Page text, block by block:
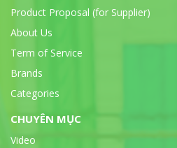
Product Proposal (for Supplier)
About Us
Term of Service
Brands
Categories
CHUYÊN MỤC
Video